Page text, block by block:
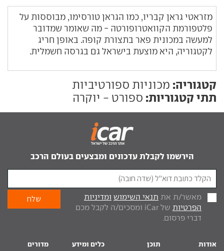
מזראטי גראן קבריו, כמו הגראן טורסימו, מבוססות על
פלטפורמת הקוואטרופורטה - מה שאומר שמדובר
למעשה במכונית פאר בתצורת קופה. באופן חריג
לקטגוריה, היא מוצעת בישראל גם בגרסה חשמלית.
קטגוריה: מכוניות ספורטיביות
תתי קטגוריות: ספורט - יוקרה
הירשמו לקבלת עדכונים ומבצעים בעולם הרכב
מאשר/ת את תנאי השימוש ומדיניות
הפרטיות
של iCar ומסכים/ה לקבל מכם
דברי פרסום.
אודות תוכן כלים ומידע מדורים